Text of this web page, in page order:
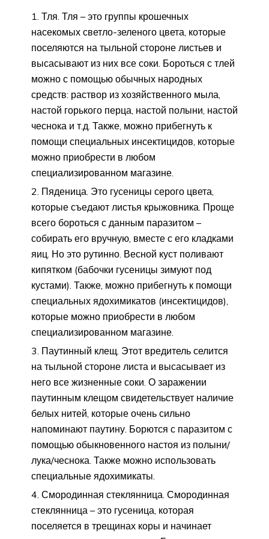
Тля. Тля – это группы крошечных
насекомых светло-зеленого цвета, которые
поселяются на тыльной стороне листьев и
высасывают из них все соки. Бороться с тлей
можно с помощью обычных народных
средств: раствор из хозяйственного мыла,
настой горького перца, настой полыни, настой
чеснока и т.д. Также, можно прибегнуть к
помощи специальных инсектицидов, которые
можно приобрести в любом
специализированном магазине.
Пяденица. Это гусеницы серого цвета,
которые съедают листья крыжовника. Проще
всего бороться с данным паразитом –
собирать его вручную, вместе с его кладками
яиц. Но это рутинно. Весной куст поливают
кипятком (бабочки гусеницы зимуют под
кустами). Также, можно прибегнуть к помощи
специальных ядохимикатов (инсектицидов),
которые можно приобрести в любом
специализированном магазине.
Паутинный клещ. Этот вредитель селится
на тыльной стороне листа и высасывает из
него все жизненные соки. О заражении
паутинным клещом свидетельствует наличие
белых нитей, которые очень сильно
напоминают паутину. Борются с паразитом с
помощью обыкновенного настоя из полыни/
лука/чеснока. Также можно использовать
специальные ядохимикаты.
Смородинная стеклянница. Смородинная
стеклянница – это гусеница, которая
поселяется в трещинах коры и начинает